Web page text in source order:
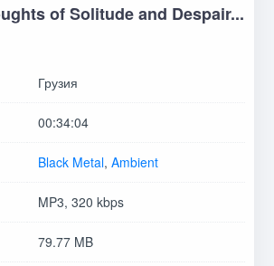
of Solitude and Despair...
Грузия
00:34:04
Black Metal, Ambient
MP3, 320 kbps
79.77 MB